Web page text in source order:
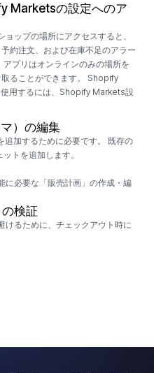
Marketsの設定へのア
ョップの場所にアクセスすると、
約注文、および在庫不足のアラー
アプリはオンラインのみの場所を
ることができます。 Shopify
用するには、Shopify Markets設
）の編集
追加するために必要です。 既存の
トを追加します。
に必要な「販売計画」の作成・編
検証
けるために、チェックアウト時に